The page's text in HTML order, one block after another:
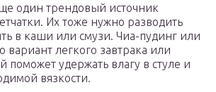
один трендовый источник
Их тоже нужно разводить
в каши или смузи. Чиа-пудинг или
вариант легкого завтрака или
поможет удержать влагу в стуле и
вязкости.